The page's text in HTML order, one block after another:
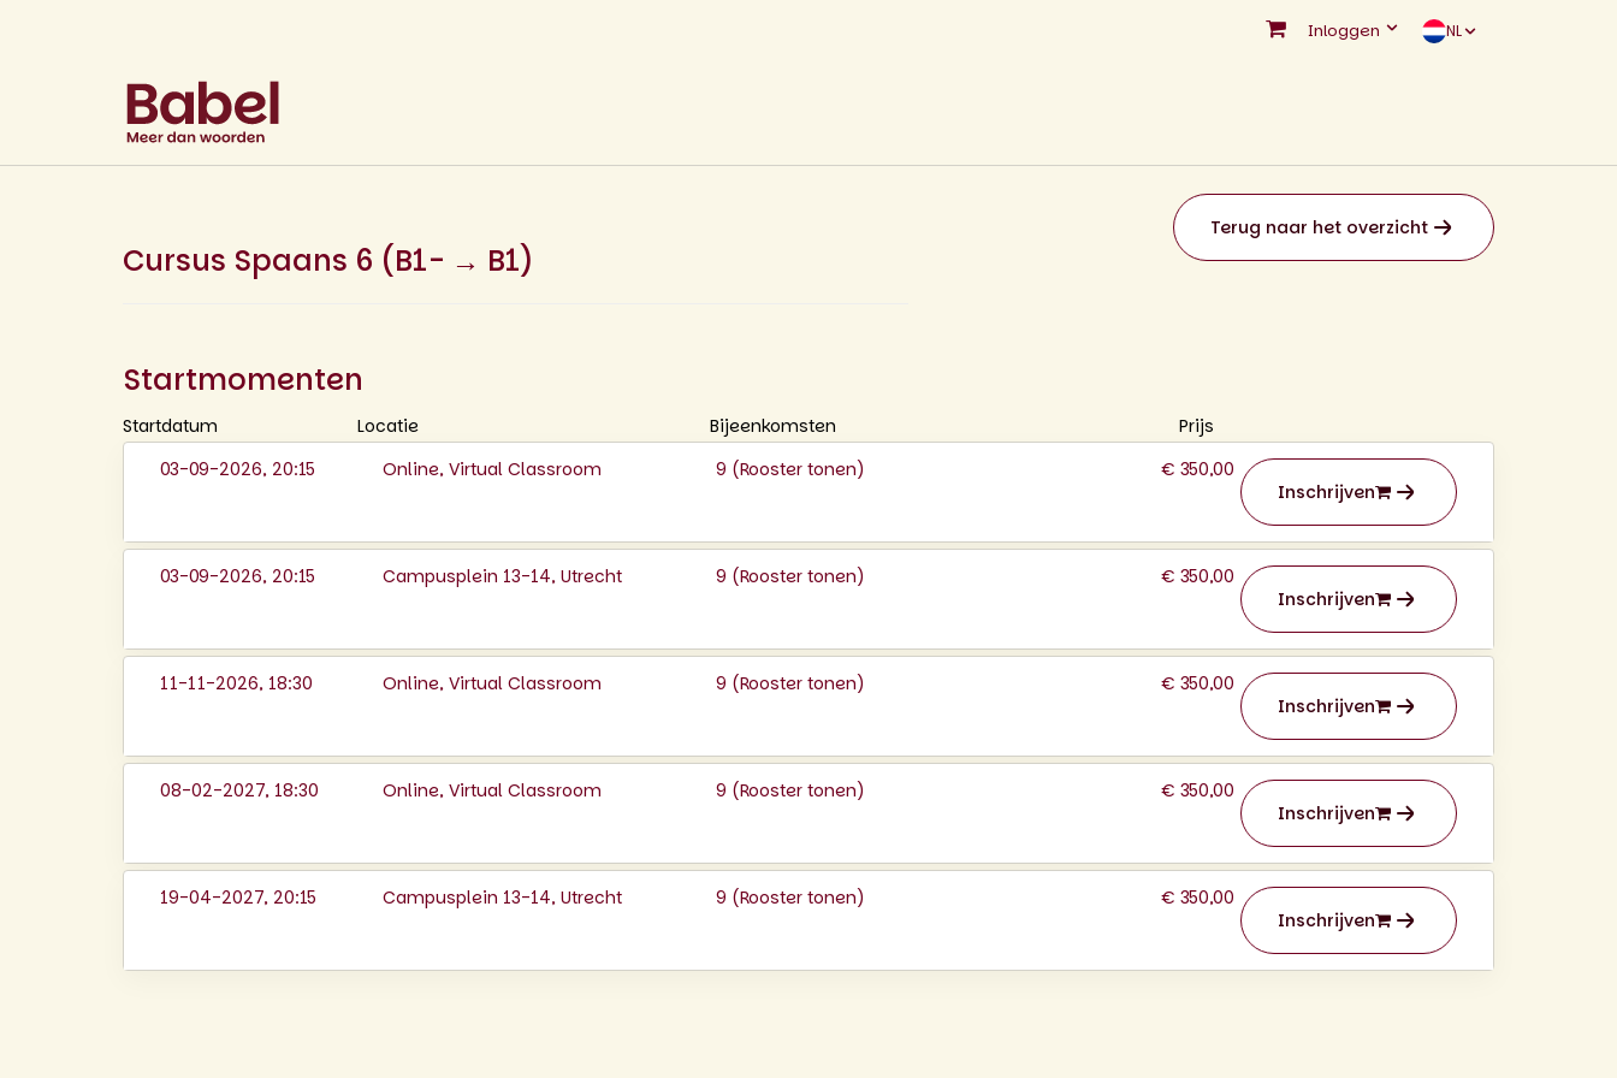
Inloggen NL
Cursus Spaans 6 (B1- → B1)
Terug naar het overzicht
Startmomenten
Startdatum Locatie Bijeenkomsten
Prijs
03-09-2026, 20:15
Online, Virtual Classroom 9 (Rooster tonen)
€ 350,00
Inschrijven
03-09-2026, 20:15 Campusplein 13-14, Utrecht 9 (Rooster tonen)
€ 350,00
Inschrijven
11-11-2026, 18:30 Online, Virtual Classroom 9 (Rooster tonen)
€ 350,00
Inschrijven
08-02-2027, 18:30 Online, Virtual Classroom 9 (Rooster tonen)
€ 350,00
Inschrijven
19-04-2027, 20:15 Campusplein 13-14, Utrecht 9 (Rooster tonen)
€ 350,00
Inschrijven